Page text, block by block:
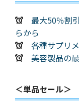
最大50％割
らから
各種サプリ
美容製品の
＜単品セール＞